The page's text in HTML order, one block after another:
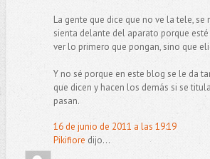
La gente que dice que no ve la tele, se
sienta delante del aparato porque
ver lo primero que pongan, sino que
Y no sé porque en este blog se le da
que dicen y hacen los demás si se
pasan.
16 de junio de 2011 a las 19:19
Pikifiore dijo...